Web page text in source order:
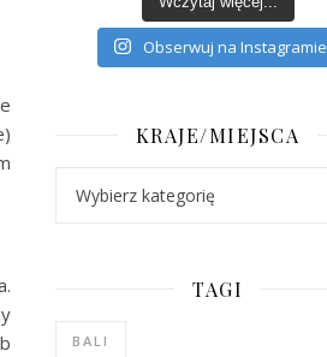
Obserwuj na Instagramie
KRAJE/MIEJSCA
TAGI
BALI